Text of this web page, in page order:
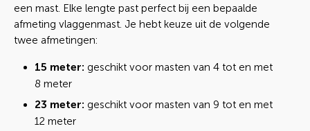
een mast. Elke lengte past perfect bij een bepaalde
afmeting vlaggenmast. Je hebt keuze uit de volgende
twee afmetingen:
15 meter: geschikt voor masten van 4 tot en met
8 meter
23 meter: geschikt voor masten van 9 tot en met
12 meter